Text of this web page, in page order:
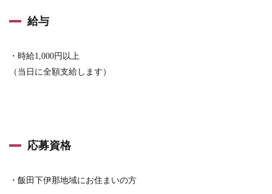
給与
・時給1,000円以上
（当日に全額支給します）
応募資格
・飯田下伊那地域にお住まいの方